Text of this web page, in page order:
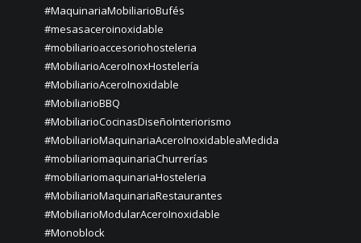
#MaquinariaMobiliarioBufés
#mesasaceroinoxidable
#mobiliarioaccesoriohosteleria
#MobiliarioAceroInoxHostelería
#MobiliarioAceroInoxidable
#MobiliarioBBQ
#MobiliarioCocinasDiseñoInteriorismo
#MobiliarioMaquinariaAceroInoxidableaMedida
#mobiliariomaquinariaChurrerías
#mobiliariomaquinariaHosteleria
#MobiliarioMaquinariaRestaurantes
#MobiliarioModularAceroInoxidable
#Monoblock